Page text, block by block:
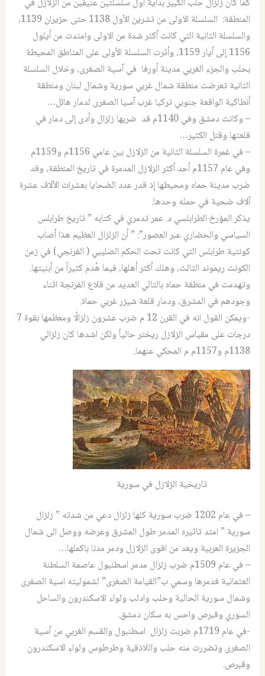
كما كان زلزال حلب الكبير بداية أول سلسلتين عنيفين من الزلازل في
المنطقة: السلسلة الاولى من تشرين الأول 1138 حتى حزيران 1139،
والسلسلة الثانية التي كانت أكثر شدة من الاولى وامتدت من أيلول
1156 إلى أيار 1159، وأثرت السلسلة الأولى على المناطق المحيطة
بحلب والجزء الغربي مدينة أورفا في آسية الصغرى، وخلال السلسلة
الثانية تعرضت منطقة شمال غربي سورية وشمال لبنان ومنطقة
أنطاكية الواقعة جنوبي تركيا غرب آسيا الصغرى لدمار هائل…
– وكانت دمشق وفي 1140م قد ضربها زلزال وأدى إلى دمار في
قلعتها وقتل الكثير…
– في غمرة السلسلة الثانية من الزلازل بين عامي 1156م و1159م
وفي عام 1157م أحد أكثر الزلازل المدمرة في تاريخ المنطقة، وقد
ضرب مدينة حماه ومحيطها إذ قدر عدد الضحايا بعشرات الآلاف عشرة
آلاف ضحية في حمله وحدها.
يذكر المؤرخ الطرابلسي د. عمر تدمري في كتابه ” تاريخ طرابلس
السياسي والحضاري عبر العصور”: ” أن الزلزال العظيم هذا أصاب
كونتية طرابلس التي كانت تحت الحكم الصليبي ( الفرنجي) في زمن
الكونت ريموند الثالث، وهلك أكثر أهلها، فيما هُدم كثيراً من أبنيتها.
وتهدمت في منطقة حماه بالتالي العديد من قلاع الفرنجة اثناء
وجودهم في المشرق، ودمار قلعة شيزر غربي حماة.
-ويمكن القول انه في القرن 12 م ضرب عشرون زلزالًا ومعظمها بقوة 7
درجات على مقياس الزلازل ريختر حالياً ولكن اشدها كان زلزالي
1138م و1157م م المحكي عنهما.
تاريخية الزلازل في سورية
– في عام 1202 ضرب سورية كلها زلزال دعي من شدته ” زلزال
سورية ” امتد تاثيره المدمر طول المشرق وعرضه ووصل الى شمال
الجزيرة العربية ويعد من اقوى الزلازل ودمر مدنا باكملها…
– في عام 1509م ضرب زلزال مدمر اسطنبول عاصمة السلطنة
العثمانية فدمرها وسمي ب”القيامة الصغرى” لشموليته اسية الصغرى
وشمال سورية الحالية وحلب وادلب ولواء الاسكندرون والساحل
السوري وقبرص واحس به سكان دمشق.
-في عام 1719م ضربت زلزال اسطنبول والقسم الغربي من آسية
الصغرى وتضررت منه حلب واللاذقية وطرطوس ولواء الاسكندرون
وقبرص.